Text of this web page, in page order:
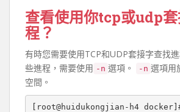
查看使用你tcp或udp
程？
有時您需要使用TCP和UDP套接字查找
些進程，需要使用 -n 選項。 -n 選項用
空間。
[root@huidukongjian-h4